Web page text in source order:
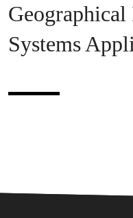
Systems